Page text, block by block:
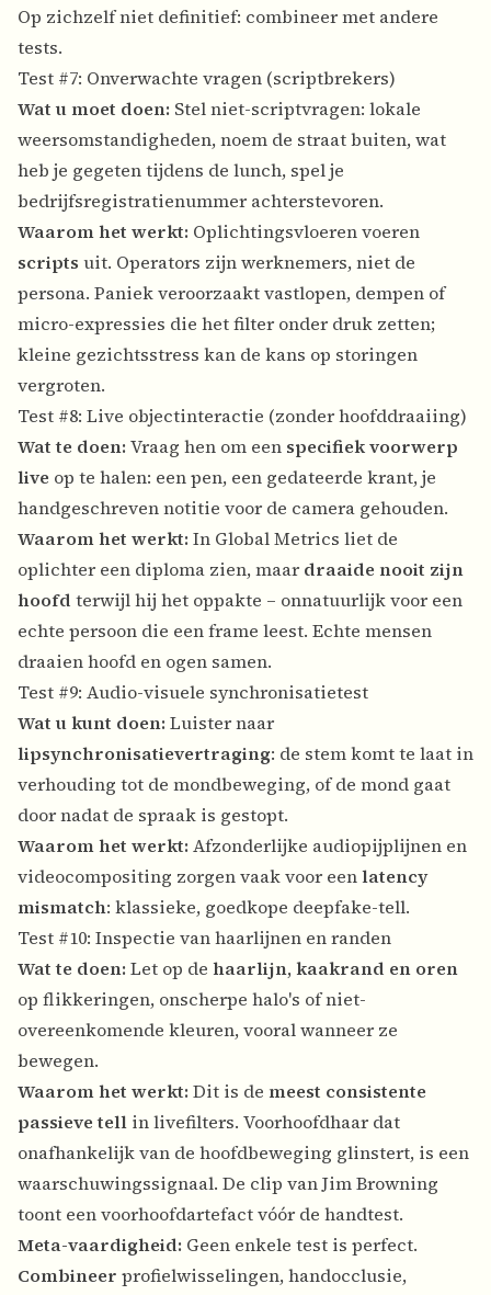
Op zichzelf niet definitief: combineer met andere
tests.
Test #7: Onverwachte vragen (scriptbrekers)
Wat u moet doen: Stel niet-scriptvragen: lokale
weersomstandigheden, noem de straat buiten, wat
heb je gegeten tijdens de lunch, spel je
bedrijfsregistratienummer achterstevoren.
Waarom het werkt: Oplichtingsvloeren voeren
scripts uit. Operators zijn werknemers, niet de
persona. Paniek veroorzaakt vastlopen, dempen of
micro-expressies die het filter onder druk zetten;
kleine gezichtsstress kan de kans op storingen
vergroten.
Test #8: Live objectinteractie (zonder hoofddraaiing)
Wat te doen: Vraag hen om een specifiek voorwerp
live op te halen: een pen, een gedateerde krant, je
handgeschreven notitie voor de camera gehouden.
Waarom het werkt: In Global Metrics liet de
oplichter een diploma zien, maar draaide nooit zijn
hoofd terwijl hij het oppakte – onnatuurlijk voor een
echte persoon die een frame leest. Echte mensen
draaien hoofd en ogen samen.
Test #9: Audio-visuele synchronisatietest
Wat u kunt doen: Luister naar
lipsynchronisatievertraging: de stem komt te laat in
verhouding tot de mondbeweging, of de mond gaat
door nadat de spraak is gestopt.
Waarom het werkt: Afzonderlijke audiopijplijnen en
videocompositing zorgen vaak voor eenlatency
mismatch: klassieke, goedkope deepfake-tell.
Test #10: Inspectie van haarlijnen en randen
Wat te doen: Let op de haarlijn, kaakrand en oren
op flikkeringen, onscherpe halo's of niet-
overeenkomende kleuren, vooral wanneer ze
bewegen.
Waarom het werkt: Dit is de meest consistente
passieve tell in livefilters. Voorhoofdhaar dat
onafhankelijk van de hoofdbeweging glinstert, is een
waarschuwingssignaal. De clip van Jim Browning
toont een voorhoofdartefact vóór de handtest.
Meta-vaardigheid: Geen enkele test is perfect.
Combineer profielwisselingen, handocclusie,